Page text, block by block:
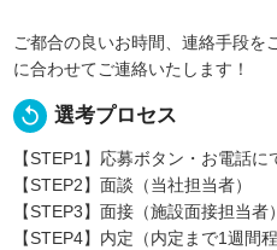
ご都合の良いお時間、連絡手段を
に合わせてご連絡いたします！
replay 選考プロセス
【STEP1】応募ボタン・お電話に
【STEP2】面談（当社担当者）
【STEP3】面接（施設面接担当者）
【STEP4】内定（内定まで1週間程